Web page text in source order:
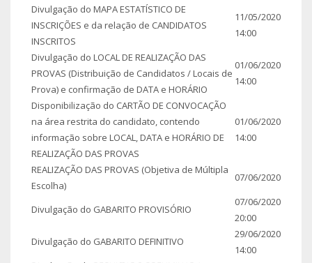
Divulgação do MAPA ESTATÍSTICO DE
INSCRIÇÕES e da relação de CANDIDATOS
INSCRITOS
11/05/2020
14:00
Divulgação do LOCAL DE REALIZAÇÃO DAS
PROVAS (Distribuição de Candidatos / Locais de
Prova) e confirmação de DATA e HORÁRIO
01/06/2020
14:00
Disponibilização do CARTÃO DE CONVOCAÇÃO
na área restrita do candidato, contendo
informação sobre LOCAL, DATA e HORÁRIO DE
REALIZAÇÃO DAS PROVAS
01/06/2020
14:00
REALIZAÇÃO DAS PROVAS (Objetiva de Múltipla
Escolha)
07/06/2020
Divulgação do GABARITO PROVISÓRIO
07/06/2020
20:00
Divulgação do GABARITO DEFINITIVO
29/06/2020
14:00